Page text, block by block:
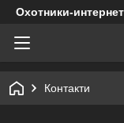
Охотники-
Контакти